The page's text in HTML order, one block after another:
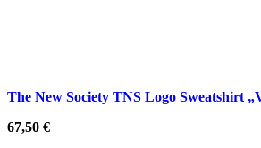
The New Society TNS Logo Sweatshirt
67,50 €